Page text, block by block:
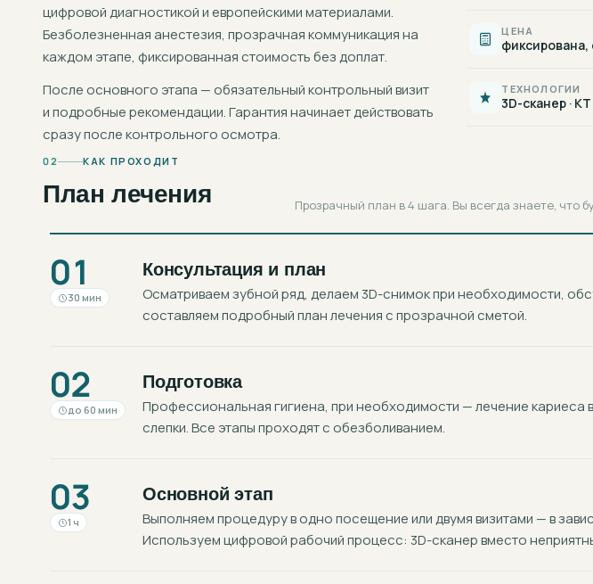
цифровой диагностикой и европейскими материалами.
Безболезненная анестезия, прозрачная коммуникация на
каждом этапе, фиксированная стоимость без доплат.
После основного этапа — обязательный контрольный визит
и подробные рекомендации. Гарантия начинает действовать
сразу после контрольного осмотра.
ЦЕНА
фиксирована,
ТЕХНОЛОГИИ
3D-сканер ·
02 КАК ПРОХОДИТ
План лечения Прозрачный план в 4 шага. Вы всегда знаете, что
01
30 мин
Консультация и план
Осматриваем зубной ряд, делаем 3D-снимок при необходимости,
составляем подробный план лечения с прозрачной сметой.
02
до 60 мин
Подготовка
Профессиональная гигиена, при необходимости — лечение кариеса
слепки. Все этапы проходят с обезболиванием.
03
1 ч
Основной этап
Выполняем процедуру в одно посещение или двумя визитами — в
Используем цифровой рабочий процесс: 3D-сканер вместо